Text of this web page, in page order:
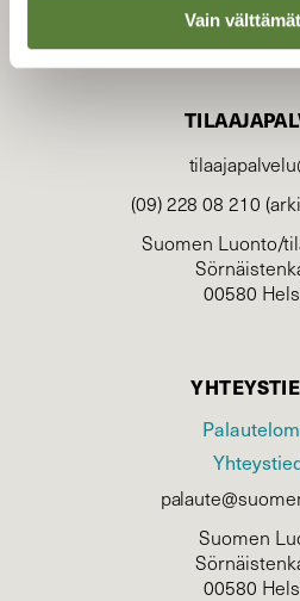
Vain
(09) 228 08 210
Suomen Luonto/
00580
Suomen
00580